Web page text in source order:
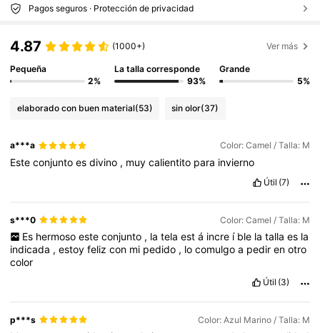
Pagos seguros · Protección de privacidad
4.87 (1000+) Ver más
Pequeña
2%
La talla corresponde
93%
Grande
5%
elaborado con buen material(53) sin olor(37)
a***a Color: Camel / Talla: M
Esteconjuntoesdivino , muycalientito para invierno
Útil (7)
s***0 Color: Camel / Talla: M
Es hermoso este conjunto , la tela est á incre í ble la talla es la
indicada ,estoyfelizcon mi pedido , locomulgoa pedirenotro
color
Útil (3)
p***s Color: Azul Marino / Talla: M